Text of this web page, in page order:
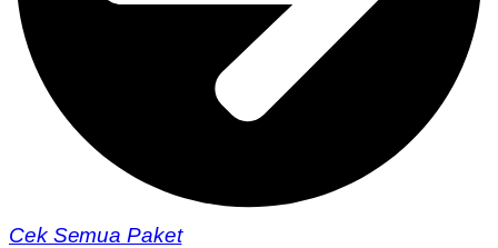
Cek Semua Paket